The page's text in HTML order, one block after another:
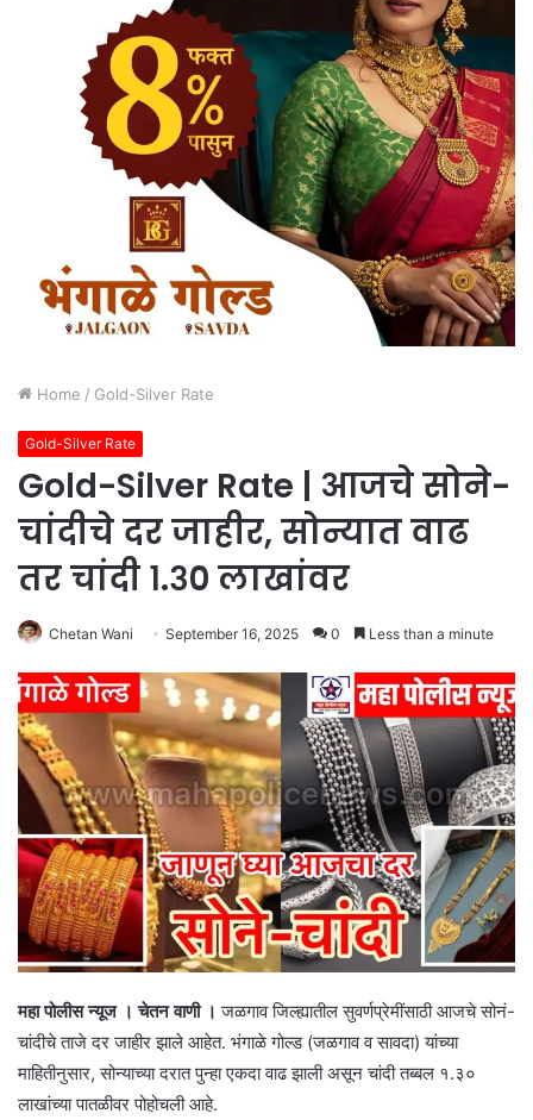
Home / Gold-Silver Rate
Gold-Silver Rate
Gold-Silver Rate | आजचे सोने-
चांदीचे दर जाहीर, सोन्यात वाढ
तर चांदी १.३० लाखांवर
Chetan Wani September 16, 2025 0 Less than a minute
महा पोलीस न्यूज । चेतन वाणी ।जळगाव जिल्ह्यातील सुवर्णप्रेमींसाठी आजचे सोनं-
चांदीचे ताजे दर जाहीर झाले आहेत. भंगाळे गोल्ड (जळगाव व सावदा) यांच्या
माहितीनुसार, सोन्याच्या दरात पुन्हा एकदा वाढ झाली असून चांदी तब्बल १.३०
लाखांच्या पातळीवर पोहोचली आहे.